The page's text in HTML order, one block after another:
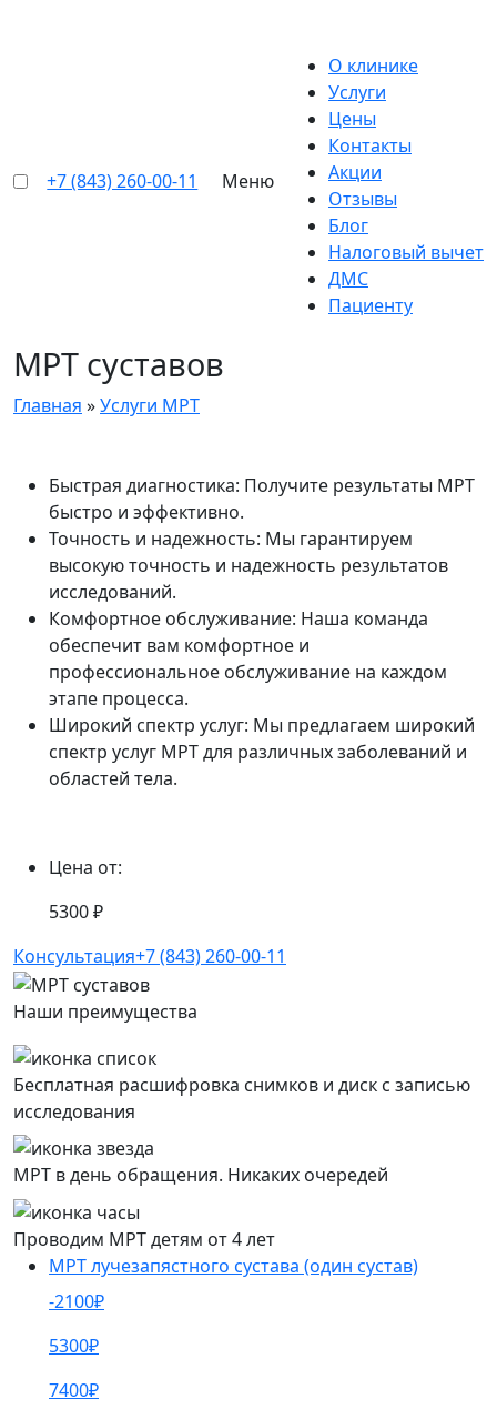
+7 (843) 260-00-11 Меню
О клинике
Услуги
Цены
Контакты
Акции
Отзывы
Блог
Налоговый вычет
ДМС
Пациенту
МРТ суставов
Главная »Услуги МРТ
Быстрая диагностика: Получите результаты МРТ
быстро и эффективно.
Точность и надежность: Мы гарантируем
высокую точность и надежность результатов
исследований.
Комфортное обслуживание: Наша команда
обеспечит вам комфортное и
профессиональное обслуживание на каждом
этапе процесса.
Широкий спектр услуг: Мы предлагаем широкий
спектр услуг МРТ для различных заболеваний и
областей тела.
Цена от:
5300 ₽
Консультация+7 (843) 260-00-11
Наши преимущества
Бесплатная расшифровка снимков и диск с записью
исследования
МРТ в день обращения. Никаких очередей
Проводим МРТ детям от 4 лет
МРТ лучезапястного сустава (один сустав)
-2100₽
5300₽
7400₽